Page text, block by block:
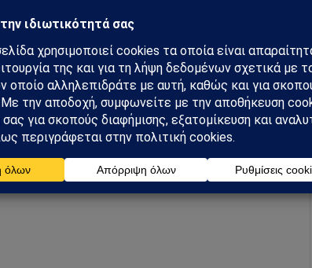
Google News
πρώτος τις σημαντικότερες
source